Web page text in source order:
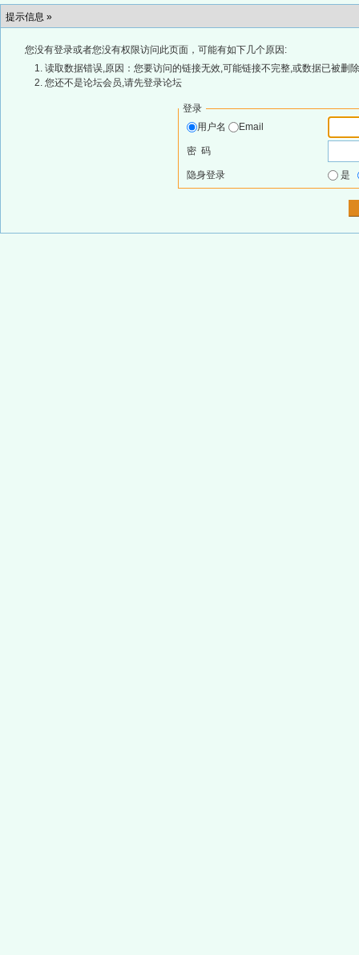
提示信息 »
您没有登录或者您没有权限访问此页面，可能有如下几个原因:
读取数据错误,原因：您要访问的链接无效,可能链接不完整,或数据已被删
您还不是论坛会员,请先登录论坛
登录
用户名
Email
密 码
隐身登录 是